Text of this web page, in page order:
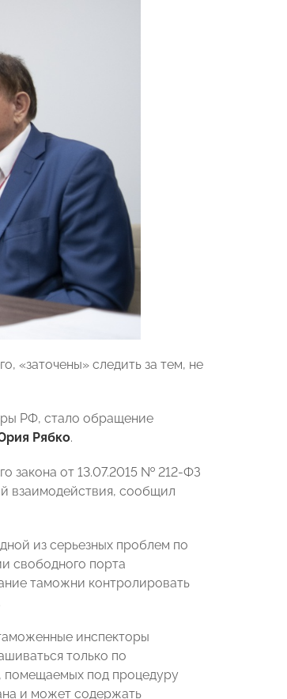
«заточены» следить за тем, не
РФ, стало обращение
Рябко.
закона от 13.07.2015 № 212-ФЗ
взаимодействия, сообщил
из серьезных проблем по
свободного порта
таможни контролировать
инспекторы
только по
помещаемых под процедуру
и может содержать